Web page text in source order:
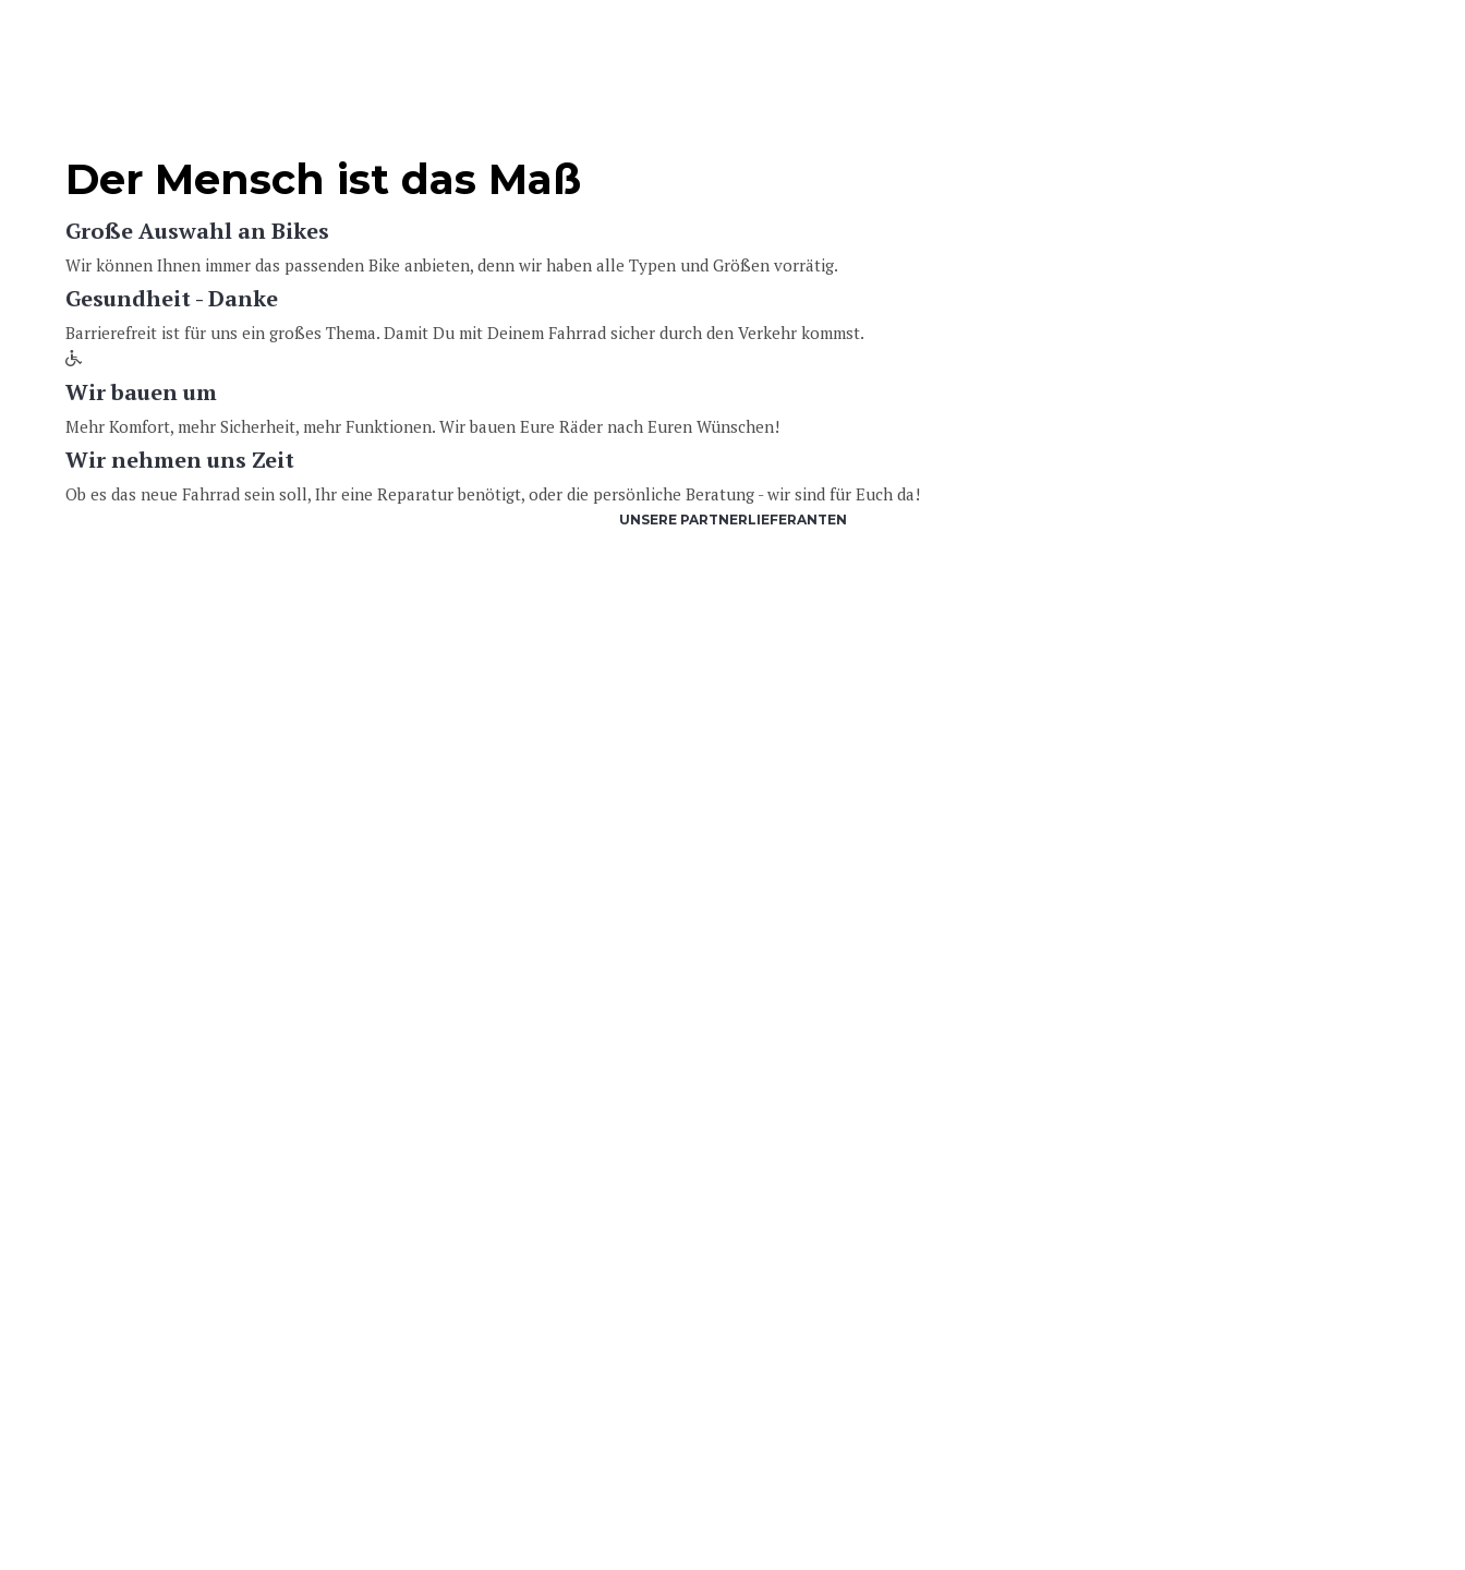
Der Mensch ist das Maß
Große Auswahl an Bikes
Wir können Ihnen immer das passenden Bike anbieten, denn wir haben alle Typen und Größen vorrätig.
Gesundheit - Danke
Barrierefreit ist für uns ein großes Thema. Damit Du mit Deinem Fahrrad sicher durch den Verkehr kommst.
Wir bauen um
Mehr Komfort, mehr Sicherheit, mehr Funktionen. Wir bauen Eure Räder nach Euren Wünschen!
Wir nehmen uns Zeit
Ob es das neue Fahrrad sein soll, Ihr eine Reparatur benötigt, oder die persönliche Beratung - wir sind für Euch da!
UNSERE PARTNERLIEFERANTEN